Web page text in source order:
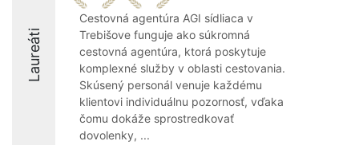
Laureáti
Cestovná agentúra AGI sídliaca v
Trebišove funguje ako súkromná
cestovná agentúra, ktorá poskytuje
komplexné služby v oblasti cestovania.
Skúsený personál venuje každému
klientovi individuálnu pozornosť, vďaka
čomu dokáže sprostredkovať
dovolenky, ...